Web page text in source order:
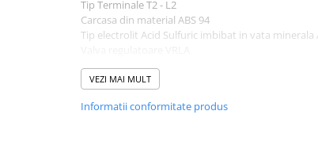
Prize de incarcare vehicule
Turbine eoliene pentru casă
Tip Terminale T2 - L2
Carcasa din material ABS 94
Tip electrolit Acid Sulfuric imbibat in vata minerala
Dimensiuni 151*65*94 mm (inaltime 100mm cu tot
Greutate 2600g
VEZI MAI MULT
Informatii conformitate produs